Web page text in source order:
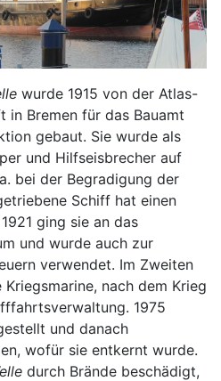
wurde 1915 von der Atlas-
in Bremen für das Bauamt
gebaut. Sie wurde als
und Hilfseisbrecher auf
bei der Begradigung der
Schiff hat einen
ging sie an das
und wurde auch zur
verwendet. Im Zweiten
nach dem Krieg
1975
und danach
wofür sie entkernt wurde.
durch Brände beschädigt,